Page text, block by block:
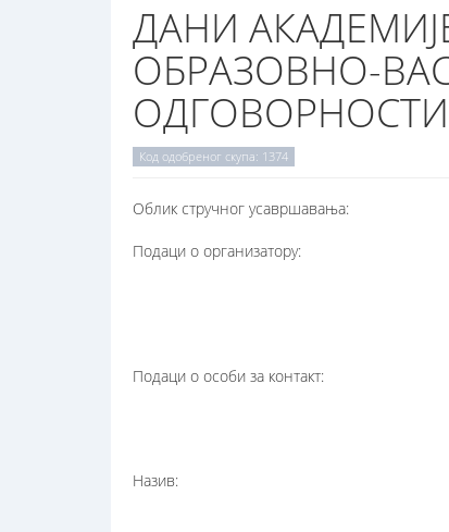
ДАНИ
ОБРАЗОВНО-
Код одобреног скупа: 1374
Oблик стручног усавршавања:
Подаци о организатору:
Подаци о особи за контакт:
Назив: